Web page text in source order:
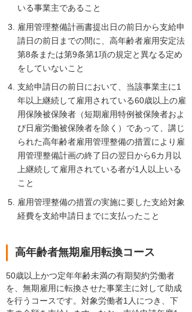
いる事業主であること
雇用管理整備計画書提出日の前日から支給申
請日の前日までの間に、高年齢者雇用安定法
第8条または第9条第1項の規定と異なる定め
をしていないこと
支給申請日の前日において、当該事業主に1
年以上継続して雇用されている60歳以上の雇
用保険被保険者（短期雇用特例被保険者およ
び日雇労働被保険者を除く）であって、講じ
られた高年齢者雇用管理整備の措置により雇
用管理整備計画の終了日の翌日から6カ月以
上継続して雇用されている者が1人以上いる
こと
雇用管理整備の措置の実施に要した支給対象
経費を支給申請日までに支払ったこと
高年齢者無期雇用転換コース
50歳以上かつ定年年齢未満の有期契約労働者
を、無期雇用に転換させた事業主に対して助成
を行うコースです。対象労働者1人につき、下